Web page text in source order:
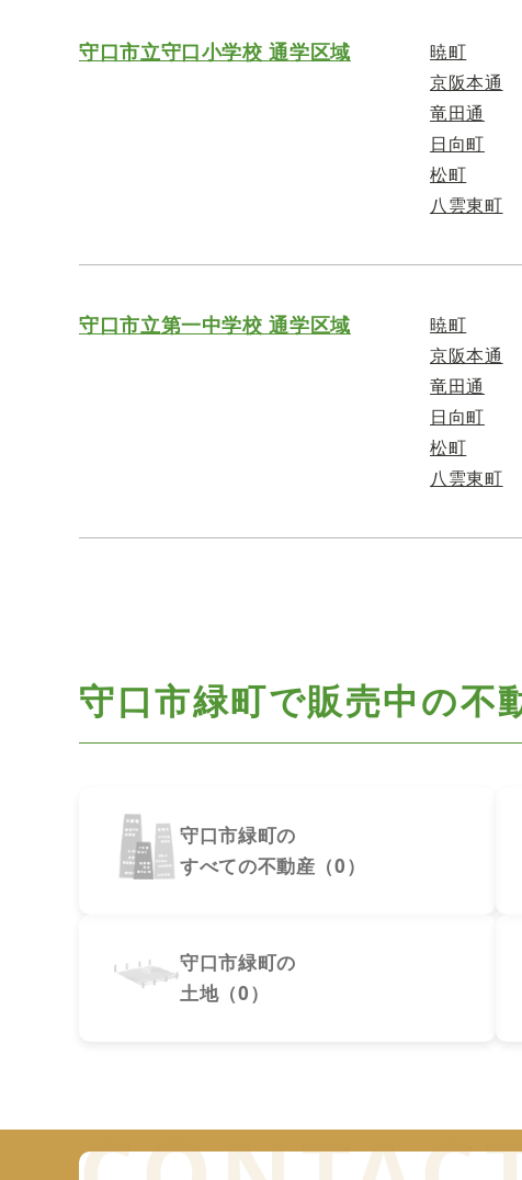
守口市立守口小学校 通学区域 暁町
京阪本通
竜田通
日向町
松町
八雲東町
守口市立第一中学校 通学区域 暁町
京阪本通
竜田通
日向町
松町
八雲東町
守口市緑町で販売中の不
守口市緑町の
すべての不動産（0）
守口市緑町の
土地（0）